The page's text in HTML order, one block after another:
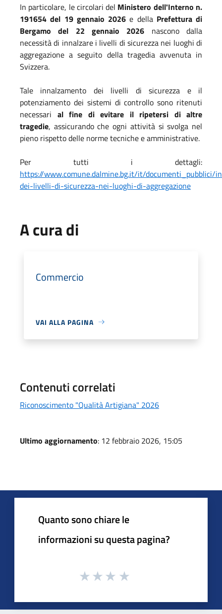
In particolare, le circolari del Ministero dell'Interno n.
191654 del 19 gennaio 2026 e della Prefettura di
Bergamo del 22 gennaio 2026 nascono dalla
necessità di innalzare i livelli di sicurezza nei luoghi di
aggregazione a seguito della tragedia avvenuta in
Svizzera.
Tale innalzamento dei livelli di sicurezza e il
potenziamento dei sistemi di controllo sono ritenuti
necessari al fine di evitare il ripetersi di altre
tragedie, assicurando che ogni attività si svolga nel
pieno rispetto delle norme tecniche e amministrative.
Per tutti i dettagli:
https://www.comune.dalmine.bg.it/it/documenti_pubblici/
dei-livelli-di-sicurezza-nei-luoghi-di-aggregazione
A cura di
Commercio
VAI ALLA PAGINA
Contenuti correlati
Riconoscimento "Qualità Artigiana" 2026
Ultimo aggiornamento: 12 febbraio 2026, 15:05
Quanto sono chiare le
informazioni su questa pagina?